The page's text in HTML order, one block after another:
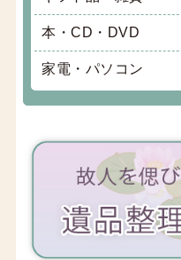
本・CD・DVD
家電・パソコン